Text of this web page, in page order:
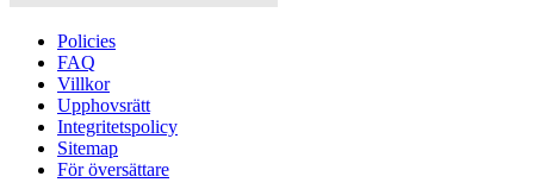
Policies
FAQ
Villkor
Upphovsrätt
Integritetspolicy
Sitemap
För översättare